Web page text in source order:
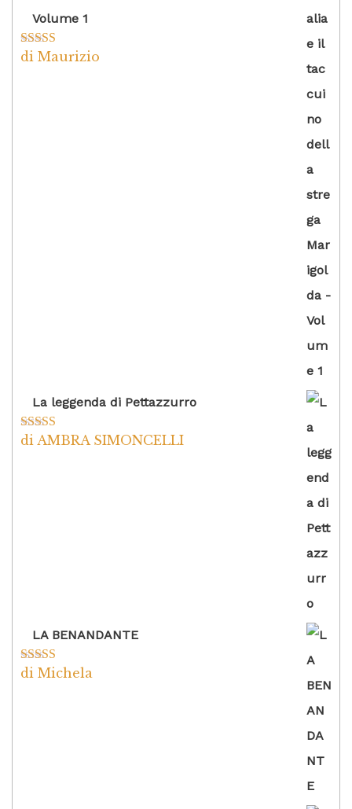
Volume 1
Valutato4
di Maurizio
La leggenda di Pettazzurro
Valutato5su
di AMBRA SIMONCELLI
LA BENANDANTE
Valutato5su
di Michela